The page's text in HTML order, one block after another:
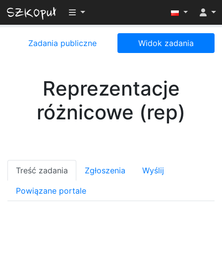
Przełącz widoczność menu
Zadania publiczne Widok zadania
Reprezentacje
różnicowe (rep)
Treść zadania Zgłoszenia Wyślij
Powiązane portale